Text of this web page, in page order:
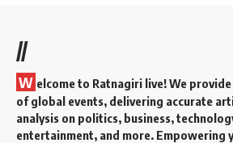
//
W elcome to Ratnagiri live! We
of global events, delivering accurate
analysis on politics, business,
entertainment, and more. Empowering